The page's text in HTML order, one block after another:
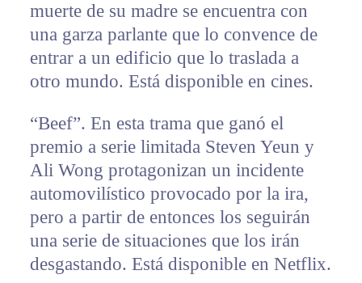
muerte de su madre se encuentra con
una garza parlante que lo convence de
entrar a un edificio que lo traslada a
otro mundo. Está disponible en cines.
“Beef”. En esta trama que ganó el
premio a serie limitada Steven Yeun y
Ali Wong protagonizan un incidente
automovilístico provocado por la ira,
pero a partir de entonces los seguirán
una serie de situaciones que los irán
desgastando. Está disponible en Netflix.